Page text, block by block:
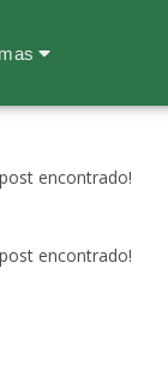
encontrado!
encontrado!